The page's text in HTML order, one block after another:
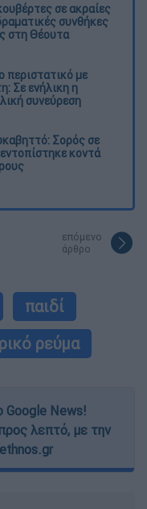
σε ακραίες
συνθήκες
στη Θέουτα
περιστατικό με
Σε ενήλικη η
συνεύρεση
Σορός σε
κοντά
επόμενο
άρθρο
παιδί
ρεύμα
Google News!
λεπτό, με την